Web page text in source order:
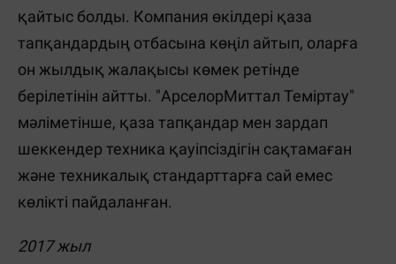
қайтыс болды. Компания өкілдері қаза
тапқандардың отбасына көңіл айтып, оларға
он жылдық жалақысы көмек ретінде
берілетінін айтты. "АрселорМиттал Теміртау"
мәліметінше, қаза тапқандар мен зардап
шеккендер техника қауіпсіздігін сақтамаған
және техникалық стандарттарға сай емес
көлікті пайдаланған.
2017 жыл